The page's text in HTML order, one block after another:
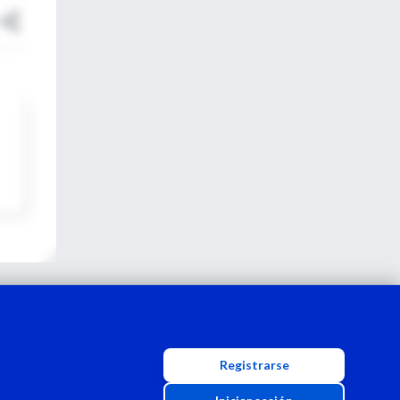
Registrarse